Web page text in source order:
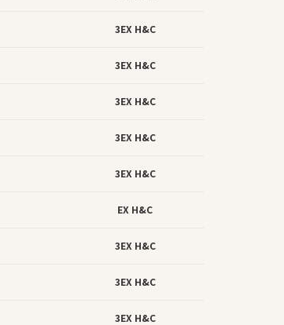
3EX H&C
3EX H&C
3EX H&C
3EX H&C
3EX H&C
EX H&C
3EX H&C
3EX H&C
3EX H&C